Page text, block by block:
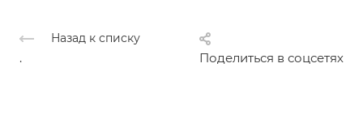
Назад к списку
Поделиться в соцсетях
.